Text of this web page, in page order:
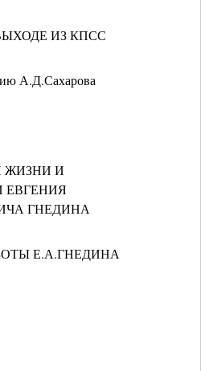
ИЗ КПСС
А.Д.Сахарова
ЖИЗНИ И
ЕВГЕНИЯ
ГНЕДИНА
Е.А.ГНЕДИНА